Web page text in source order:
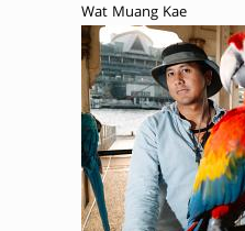
Wat Muang Kae